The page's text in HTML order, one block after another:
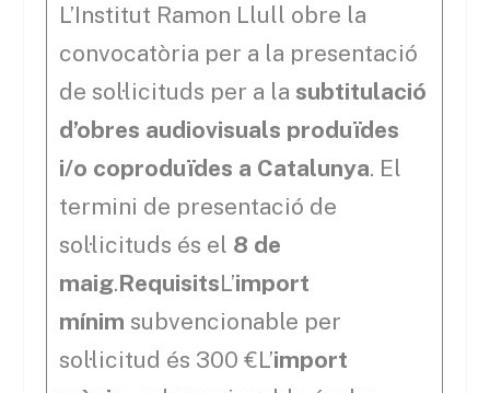
L’Institut Ramon Llull obre la
convocatòria per a la presentació
de sol·licituds per a la subtitulació
d’obres audiovisuals produïdes
i/o coproduïdes a Catalunya. El
termini de presentació de
sol·licituds és el 8 de
maig.RequisitsL’import
mínim subvencionable per
sol·licitud és 300 €L’import